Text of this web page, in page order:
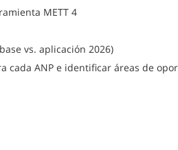
METT 4
vs. aplicación 2026)
cada ANP e identificar áreas de